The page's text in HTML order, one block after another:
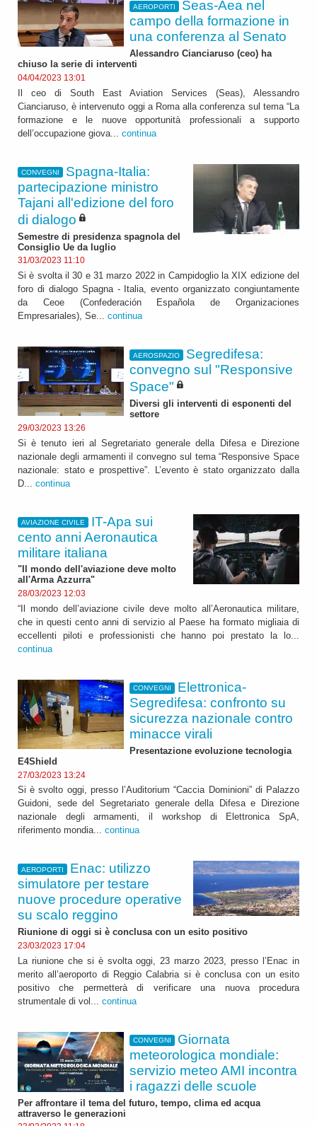
AEROPORTI
Seas-Aea nel
campo della formazione in
una conferenza al Senato
Alessandro Cianciaruso (ceo) ha
chiuso la serie di interventi
04/04/2023 13:01
Il ceo di South East Aviation Services (Seas), Alessandro
Cianciaruso, è intervenuto oggi a Roma alla conferenza sul tema “La
formazione e le nuove opportunità professionali a supporto
dell’occupazione giova... continua
CONVEGNI
Spagna-Italia:
partecipazione ministro
Tajani all'edizione del foro
di dialogo
Semestre di presidenza spagnola del
Consiglio Ue da luglio
31/03/2023 11:10
Si è svolta il 30 e 31 marzo 2022 in Campidoglio la XIX edizione del
foro di dialogo Spagna - Italia, evento organizzato congiuntamente
da Ceoe (Confederación Española de Organizaciones
Empresariales), Se... continua
AEROSPAZIO
Segredifesa:
convegno sul "Responsive
Space"
Diversi gli interventi di esponenti del
settore
29/03/2023 13:26
Si è tenuto ieri al Segretariato generale della Difesa e Direzione
nazionale degli armamenti il convegno sul tema “Responsive Space
nazionale: stato e prospettive”. L’evento è stato organizzato dalla
D... continua
AVIAZIONE CIVILE
IT-Apa sui
cento anni Aeronautica
militare italiana
"Il mondo dell'aviazione deve molto
all'Arma Azzurra"
28/03/2023 12:03
“Il mondo dell’aviazione civile deve molto all’Aeronautica militare,
che in questi cento anni di servizio al Paese ha formato migliaia di
eccellenti piloti e professionisti che hanno poi prestato la lo...
continua
CONVEGNI
Elettronica-
Segredifesa: confronto su
sicurezza nazionale contro
minacce virali
Presentazione evoluzione tecnologia
E4Shield
27/03/2023 13:24
Si è svolto oggi, presso l’Auditorium “Caccia Dominioni” di Palazzo
Guidoni, sede del Segretariato generale della Difesa e Direzione
nazionale degli armamenti, il workshop di Elettronica SpA,
riferimento mondia... continua
AEROPORTI
Enac: utilizzo
simulatore per testare
nuove procedure operative
su scalo reggino
Riunione di oggi si è conclusa con un esito positivo
23/03/2023 17:04
La riunione che si è svolta oggi, 23 marzo 2023, presso l’Enac in
merito all’aeroporto di Reggio Calabria si è conclusa con un esito
positivo che permetterà di verificare una nuova procedura
strumentale di vol... continua
CONVEGNI
Giornata
meteorologica mondiale:
servizio meteo AMI incontra
i ragazzi delle scuole
Per affrontare il tema del futuro, tempo, clima ed acqua
attraverso le generazioni